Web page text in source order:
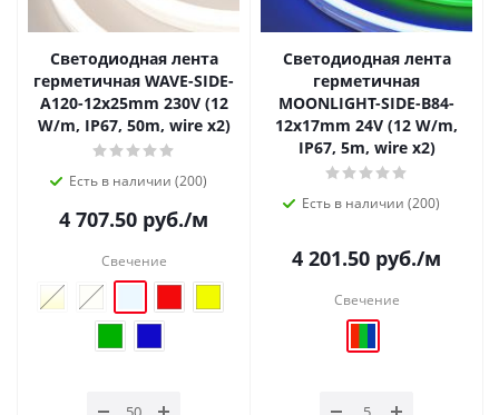
Светодиодная лента
герметичная WAVE-SIDE-
A120-12x25mm 230V (12
W/m, IP67, 50m, wire x2)
Есть в наличии (200)
4 707.50 руб./м
Свечение
Светодиодная лента
герметичная
MOONLIGHT-SIDE-B84-
12x17mm 24V (12 W/m,
IP67, 5m, wire x2)
Есть в наличии (200)
4 201.50 руб./м
Свечение